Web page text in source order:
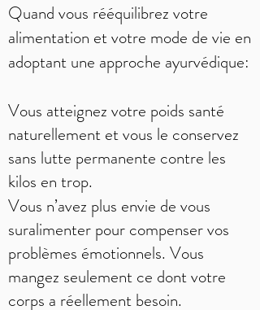
Quand vous rééquilibrez votre
alimentation et votre mode de vie en
adoptant une approche ayurvédique:
Vous atteignez votre poids santé
naturellement et vous le conservez
sans lutte permanente contre les
kilos en trop.
Vous n’avez plus envie de vous
suralimenter pour compenser vos
problèmes émotionnels. Vous
mangez seulement ce dont votre
corps a réellement besoin.